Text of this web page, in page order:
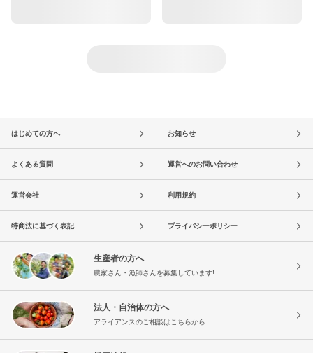
はじめての方へ お知らせ
よくある質問 運営へのお問い合わせ
運営会社 利用規約
特商法に基づく表記 プライバシーポリシー
生産者の方へ
農家さん・漁師さんを募集しています!
法人・自治体の方へ
アライアンスのご相談はこちらから